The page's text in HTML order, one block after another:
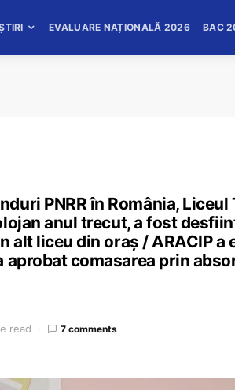
EVALUARE NAȚIONALĂ 2026 BAC
PNRR în România, Liceul
anul trecut, a fost
alt liceu din oraș / ARACIP a
aprobat comasarea prin
read 7 comments